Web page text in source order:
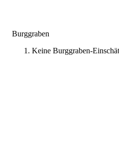
Burggraben
Keine Burggraben-